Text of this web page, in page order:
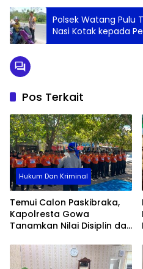
Polsek Watang Pulu
Nasi Kotak kepada
Pos Terkait
Hukum Dan Kriminal
Temui Calon Paskibraka,
Kapolresta Gowa
Tanamkan Nilai Disiplin dan